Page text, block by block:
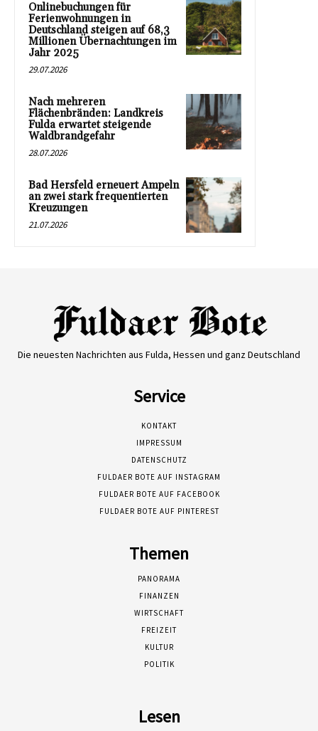
Onlinebuchungen für
Ferienwohnungen in
Deutschland steigen auf 68,3
Millionen Übernachtungen im
Jahr 2025
29.07.2026
Nach mehreren
Flächenbränden: Landkreis
Fulda erwartet steigende
Waldbrandgefahr
28.07.2026
Bad Hersfeld erneuert Ampeln
an zwei stark frequentierten
Kreuzungen
21.07.2026
Die neuesten Nachrichten aus Fulda, Hessen und ganz Deutschland
Service
KONTAKT
IMPRESSUM
DATENSCHUTZ
FULDAER BOTE AUF INSTAGRAM
FULDAER BOTE AUF FACEBOOK
FULDAER BOTE AUF PINTEREST
Themen
PANORAMA
FINANZEN
WIRTSCHAFT
FREIZEIT
KULTUR
POLITIK
Lesen